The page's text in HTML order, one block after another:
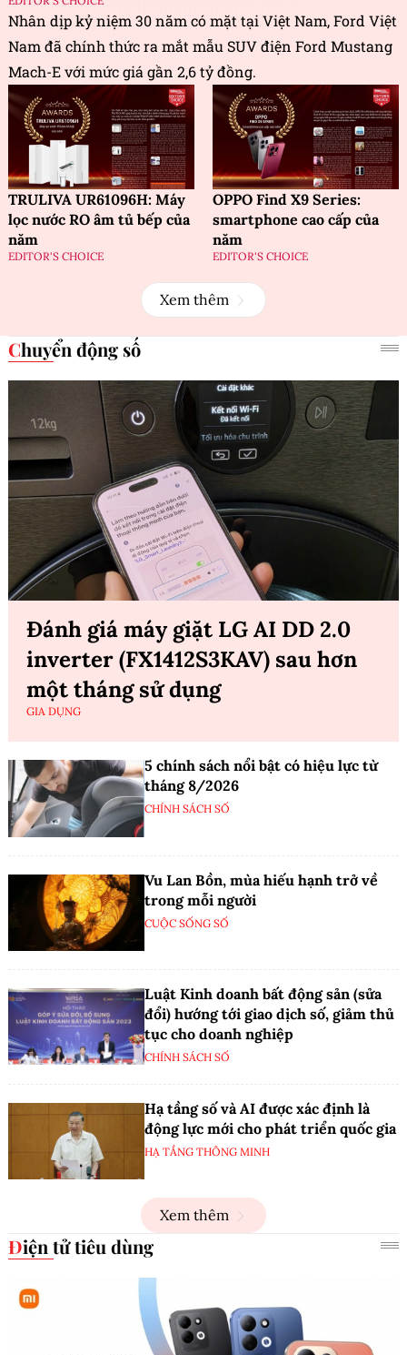
Nhân dịp kỷ niệm 30 năm có mặt tại Việt Nam, Ford Việt
Nam đã chính thức ra mắt mẫu SUV điện Ford Mustang
Mach-E với mức giá gần 2,6 tỷ đồng.
TRULIVA UR61096H: Máy
lọc nước RO âm tủ bếp của
năm
EDITOR'S CHOICE
OPPO Find X9 Series:
smartphone cao cấp của
năm
EDITOR'S CHOICE
Xem thêm
Chuyển động số
Đánh giá máy giặt LG AI DD 2.0
inverter (FX1412S3KAV) sau hơn
một tháng sử dụng
GIA DỤNG
5 chính sách nổi bật có hiệu lực từ
tháng 8/2026
CHÍNH SÁCH SỐ
Vu Lan Bồn, mùa hiếu hạnh trở về
trong mỗi người
CUỘC SỐNG SỐ
Luật Kinh doanh bất động sản (sửa
đổi) hướng tới giao dịch số, giảm thủ
tục cho doanh nghiệp
CHÍNH SÁCH SỐ
Hạ tầng số và AI được xác định là
động lực mới cho phát triển quốc gia
HẠ TẦNG THÔNG MINH
Xem thêm
Điện tử tiêu dùng